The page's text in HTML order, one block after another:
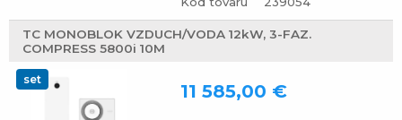
TC MONOBLOK VZDUCH/VODA 12kW, 3-FAZ.
COMPRESS 5800i 10M
set
11 585,00 €